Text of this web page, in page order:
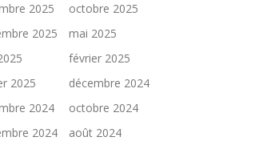
2025
octobre 2025
2025
mai 2025
février 2025
2025
décembre 2024
2024
octobre 2024
2024
août 2024